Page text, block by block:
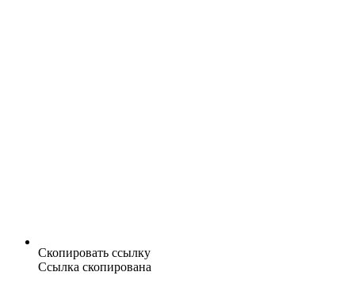
Скопировать ссылку
Ссылка скопирована